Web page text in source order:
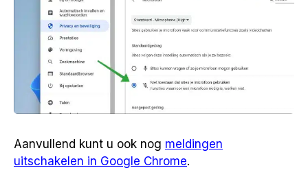
Aanvullend kunt u ook nog meldingen
uitschakelen in Google Chrome.